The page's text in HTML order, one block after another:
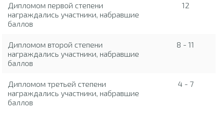
Дипломом первой степени
награждались участники, набравшие
баллов
12
Дипломом второй степени
награждались участники, набравшие
баллов
8 - 11
Дипломом третьей степени
награждались участники, набравшие
баллов
4 - 7